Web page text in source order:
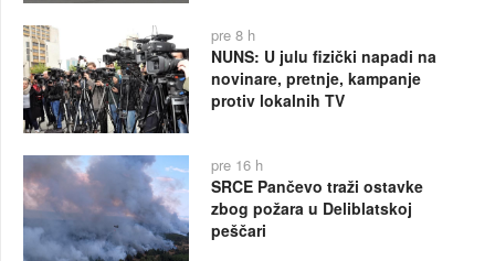
pre 8 h
NUNS: U julu fizički napadi na
novinare, pretnje, kampanje
protiv lokalnih TV
pre 16 h
SRCE Pančevo traži ostavke
zbog požara u Deliblatskoj
peščari